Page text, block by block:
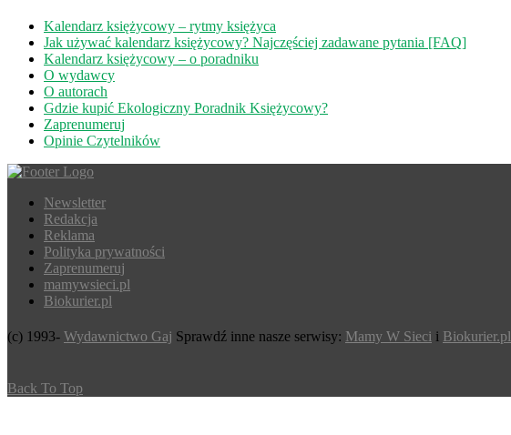
Kalendarz księżycowy – rytmy księżyca
Jak używać kalendarz księżycowy? Najczęściej zadawane pytania [FAQ]
Kalendarz księżycowy – o poradniku
O wydawcy
O autorach
Gdzie kupić Ekologiczny Poradnik Księżycowy?
Zaprenumeruj
Opinie Czytelników
Newsletter
Redakcja
Reklama
Polityka prywatności
Zaprenumeruj
mamywsieci.pl
Biokurier.pl
(c) 1993- Wydawnictwo Gaj Sprawdź inne nasze serwisy: Mamy W Sieci i Biokurier.pl
Back To Top